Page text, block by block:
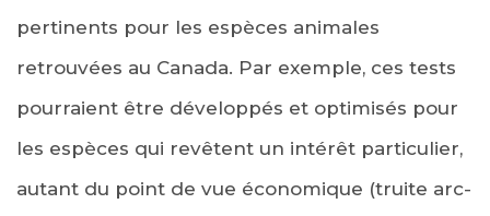
pertinents pour les espèces animales
retrouvées au Canada. Par exemple, ces tests
pourraient être développés et optimisés pour
les espèces qui revêtent un intérêt particulier,
autant du point de vue économique (truite arc-